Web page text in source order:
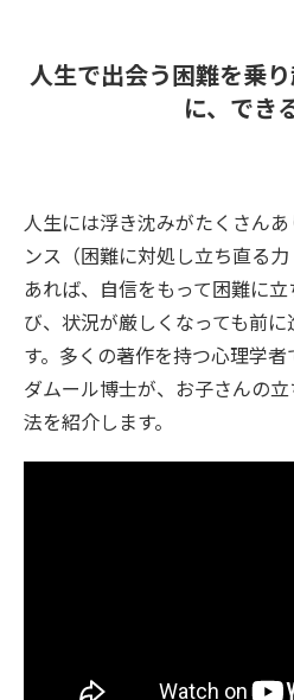
人生で出会う困難を乗
に、でき
人生には浮き沈みがたくさん
ンス（困難に対処し立ち直る
あれば、自信をもって困難に
び、状況が厳しくなっても前
す。多くの著作を持つ心理学者
ダムール博士が、お子さんの
法を紹介します。